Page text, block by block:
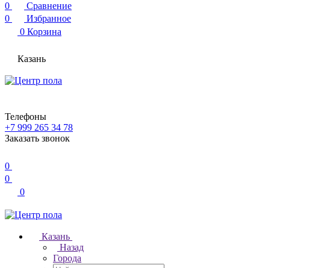
0
Сравнение
0
Избранное
0 Корзина
Казань
Телефоны
+7 999 265 34 78
Заказать звонок
0
0
0
Казань
Назад
Города